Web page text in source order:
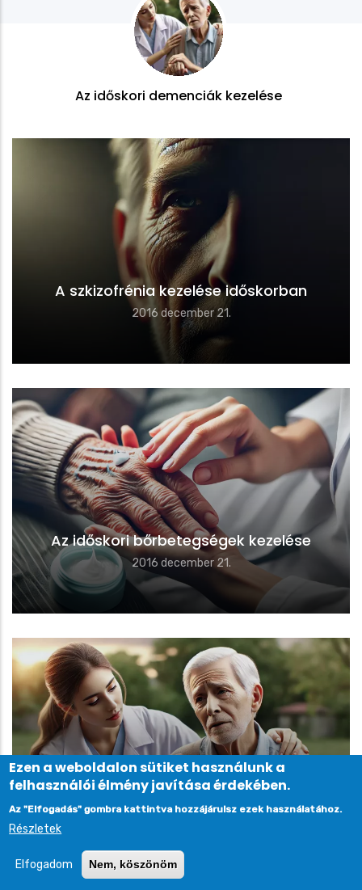
Diabétesz kezelése
A szkizofrénia kezelése időskorban
2016 december 21.
Az időskori bőrbetegségek kezelése
2016 december 21.
Az időskori demenciák kezelése
2016 december 21.
Ezen a weboldalon sütiket használunk a
felhasználói élmény javítása érdekében.
Az "Elfogadás" gombra kattintva hozzájárulsz ezek használatához.
Részletek
Elfogadom Nem, köszönöm